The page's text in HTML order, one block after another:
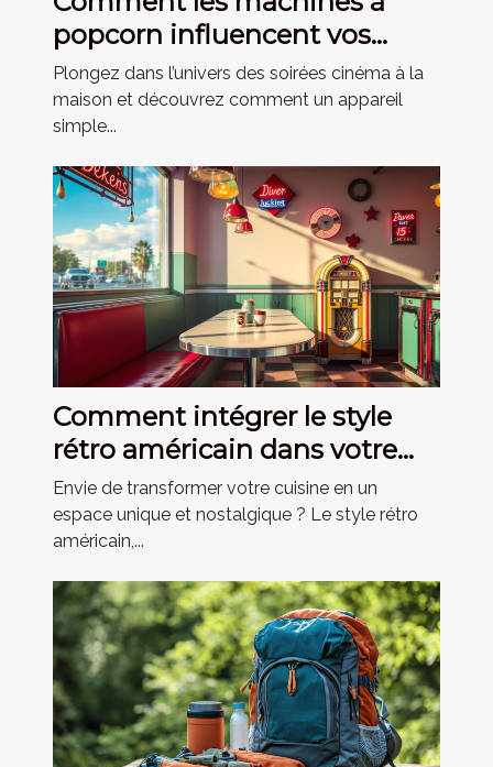
popcorn influencent vos
soirées film ?
Plongez dans l’univers des soirées cinéma à la
maison et découvrez comment un appareil
simple...
Comment intégrer le style
rétro américain dans votre
cuisine ?
Envie de transformer votre cuisine en un
espace unique et nostalgique ? Le style rétro
américain,...